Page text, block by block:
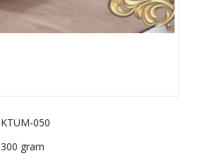
KTUM-050
300 gram